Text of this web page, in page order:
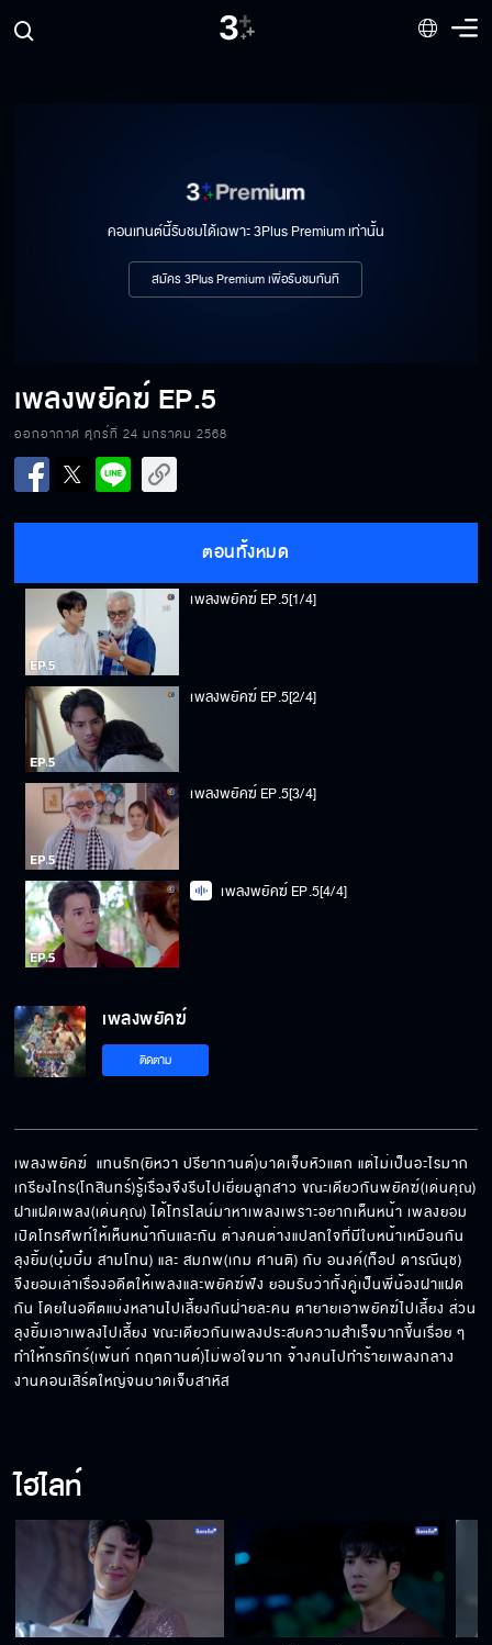
คอนเทนต์นี้รับชมได้เฉพาะ 3Plus Premium เท่านั้น
สมัคร 3Plus Premium เพื่อรับชมทันที
เพลงพยัคฆ์ EP.5
ออกอากาศ ศุกร์ที่ 24 มกราคม 2568
ตอนทั้งหมด
เพลงพยัคฆ์ EP.5[1/4]
เพลงพยัคฆ์ EP.5[2/4]
เพลงพยัคฆ์ EP.5[3/4]
เพลงพยัคฆ์ EP.5[4/4]
เพลงพยัคฆ์
ติดตาม
เพลงพยัคฆ์  แทนรัก(ยิหวา ปรียากานต์)บาดเจ็บหัวแตก แต่ไม่เป็นอะไรมาก
เกรียงไกร(โกสินทร์)รู้เรื่องจึงรีบไปเยี่ยมลูกสาว ขณะเดียวกันพยัคฆ์(เด่นคุณ)
ฝาแฝดเพลง(เด่นคุณ) ได้โทรไลน์มาหาเพลงเพราะอยากเห็นหน้า เพลงยอม
เปิดโทรศัพท์ให้เห็นหน้ากันและกัน ต่างคนต่างแปลกใจที่มีใบหน้าเหมือนกัน
ลุงยิ้ม(บุ๋มบิ๋ม สามโทน) และ สมภพ(เกม ศานติ) กับ อนงค์(ท็อป ดารณีนุช)
จึงยอมเล่าเรื่องอดีตให้เพลงและพยัคฆ์ฟัง ยอมรับว่าทั้งคู่เป็นพี่น้องฝาแฝด
กัน โดยในอดีตแบ่งหลานไปเลี้ยงกันฝ่ายละคน ตายายเอาพยัคฆ์ไปเลี้ยง ส่วน
ลุงยิ้มเอาเพลงไปเลี้ยง ขณะเดียวกันเพลงประสบความสำเร็จมากขึ้นเรื่อย ๆ
ทำให้กรภัทร์(เพ้นท์ กฤตกานต์)ไม่พอใจมาก จ้างคนไปทำร้ายเพลงกลาง
งานคอนเสิร์ตใหญ่จนบาดเจ็บสาหัส
ไฮไลท์